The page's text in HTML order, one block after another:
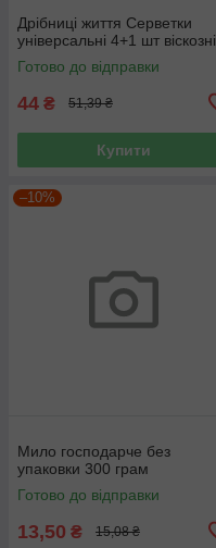
Дрібниці життя Серветки
універсальні 4+1 шт віскозні
Готово до відправки
44 ₴ 51,39 ₴
Купити
–10%
Мило господарче без
упаковки 300 грам
Готово до відправки
13,50 ₴ 15,08 ₴